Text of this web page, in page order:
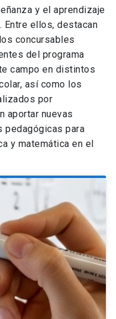
y el aprendizaje
Entre ellos, destacan
concursables
del programa
campo en distintos
así como los
por
aportar nuevas
pedagógicas para
y matemática en el